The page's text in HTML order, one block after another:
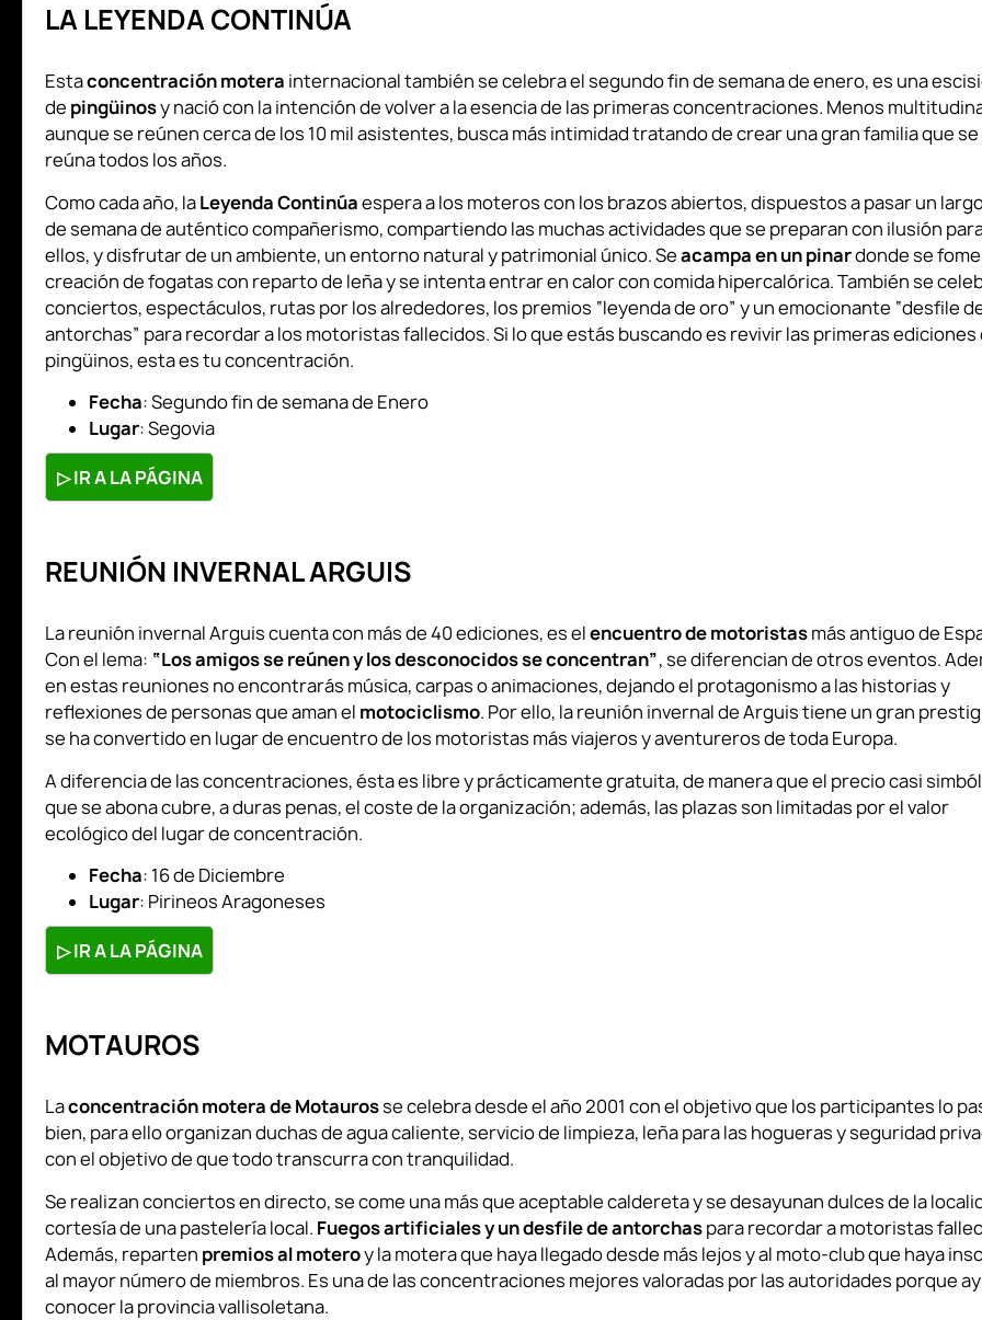
LA LEYENDA CONTINÚA
Estaconcentración motera internacional también se celebra el segundo fin de semana de enero, es una
de pingüinosy nació con la intención de volver a la esencia de las primeras concentraciones. Menos
aunque se reúnen cerca de los 10 mil asistentes, busca más intimidad tratando de crear una gran familia que se
reúna todos los años.
Como cada año, laLeyenda Continúaespera a los moteros con los brazos abiertos, dispuestos a pasar un
de semana de auténtico compañerismo, compartiendo las muchas actividades que se preparan con ilusión
ellos, y disfrutar de un ambiente, un entorno natural y patrimonial único. Seacampa en un pinardonde se
creación de fogatas con reparto de leña y se intenta entrar en calor con comida hipercalórica. También se
conciertos, espectáculos, rutas por los alrededores, los premios “leyenda de oro” y un emocionante “desfile
antorchas” para recordar a los motoristas fallecidos. Si lo que estás buscando es revivir las primeras ediciones
pingüinos, esta es tu concentración.
Fecha: Segundo fin de semana de Enero
Lugar: Segovia
▷IR A LA PÁGINA
REUNIÓN INVERNAL ARGUIS
La reunión invernal Arguis cuenta con más de 40 ediciones, es elencuentro de motoristasmás antiguo de
Con el lema: “Los amigos se reúnen y los desconocidos se concentran”, se diferencian de otros eventos.
en estas reuniones no encontrarás música, carpas o animaciones, dejando el protagonismo a las historias y
reflexiones de personas que aman el motociclismo. Por ello, la reunión invernal de Arguis tiene un gran
se ha convertido en lugar de encuentro de los motoristas más viajeros y aventureros de toda Europa.
A diferencia de las concentraciones, ésta es libre y prácticamente gratuita, de manera que el precio casi
que se abona cubre, a duras penas, el coste de la organización; además, las plazas son limitadas por el valor
ecológico del lugar de concentración.
Fecha: 16 de Diciembre
Lugar: Pirineos Aragoneses
▷IR A LA PÁGINA
MOTAUROS
Laconcentración motera de Motaurosse celebra desde el año 2001 con el objetivo que los participantes lo
bien, para ello organizan duchas de agua caliente, servicio de limpieza, leña para las hogueras y seguridad
con el objetivo de que todo transcurra con tranquilidad.
Se realizan conciertos en directo, se come una más que aceptable caldereta y se desayunan dulces de la
cortesía de una pastelería local. Fuegos artificiales y un desfile de antorchaspara recordar a motoristas
Además, reparten premios al moteroy la motera que haya llegado desde más lejos y al moto-club que haya
al mayor número de miembros. Es una de las concentraciones mejores valoradas por las autoridades porque
conocer la provincia vallisoletana.